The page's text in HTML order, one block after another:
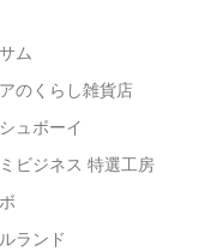
ム
のくらし雑貨店
ュボーイ
ビジネス 特選工房
ランド